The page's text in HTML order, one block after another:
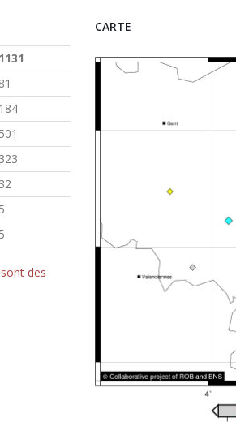
1131
81
184
501
323
32
5
5
des
CARTE